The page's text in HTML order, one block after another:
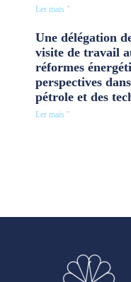
Ler mais "
Une délégation
visite de travail
réformes
perspectives
pétrole et des
Ler mais "